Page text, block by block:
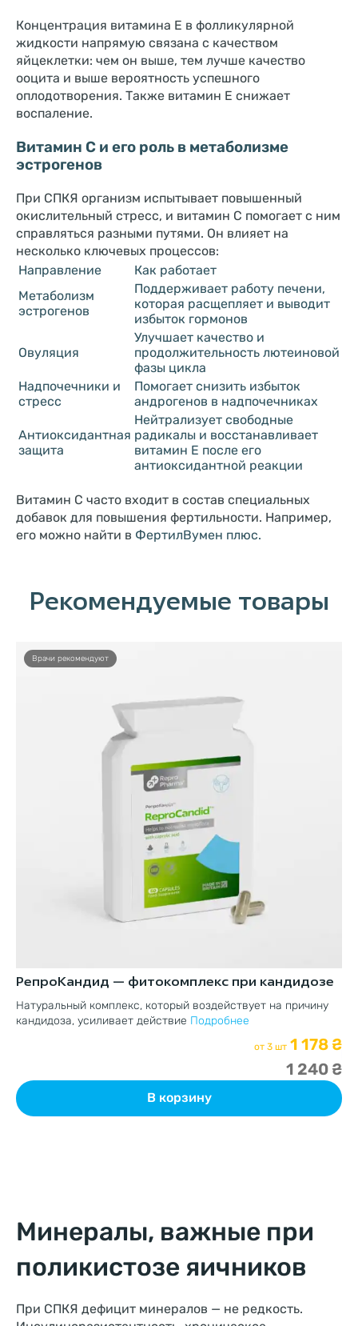
Концентрация витамина E в фолликулярной
жидкости напрямую связана с качеством
яйцеклетки: чем он выше, тем лучше качество
ооцита и выше вероятность успешного
оплодотворения. Также витамин Е снижает
воспаление.
Витамин C и его роль в метаболизме
эстрогенов
При СПКЯ организм испытывает повышенный
окислительный стресс, и витамин C помогает с ним
справляться разными путями. Он влияет на
несколько ключевых процессов:
Направление
Как работает
Метаболизм
эстрогенов
Поддерживает работу печени,
которая расщепляет и выводит
избыток гормонов
Овуляция
Улучшает качество и
продолжительность лютеиновой
фазы цикла
Надпочечники и
стресс
Помогает снизить избыток
андрогенов в надпочечниках
Антиоксидантная
защита
Нейтрализует свободные
радикалы и восстанавливает
витамин E после его
антиоксидантной реакции
Витамин C часто входит в состав специальных
добавок для повышения фертильности. Например,
его можно найти в ФертилВумен плюс.
Рекомендуемые товары
Врачи рекомендуют
РепроКандид — фитокомплекс при кандидозе
Натуральный комплекс, который воздействует на причину
кандидоза, усиливает действие Подробнее
В корзину
от 3 шт 1 178 ₴
1 240 ₴
Минералы, важные при
поликистозе яичников
При СПКЯ дефицит минералов — не редкость.